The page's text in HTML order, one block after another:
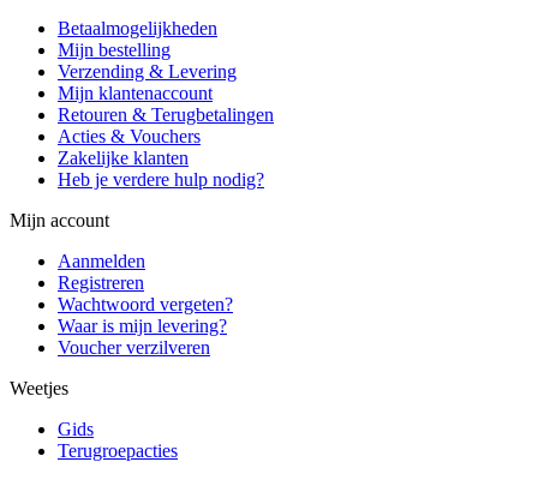
Betaalmogelijkheden
Mijn bestelling
Verzending & Levering
Mijn klantenaccount
Retouren & Terugbetalingen
Acties & Vouchers
Zakelijke klanten
Heb je verdere hulp nodig?
Mijn account
Aanmelden
Registreren
Wachtwoord vergeten?
Waar is mijn levering?
Voucher verzilveren
Weetjes
Gids
Terugroepacties